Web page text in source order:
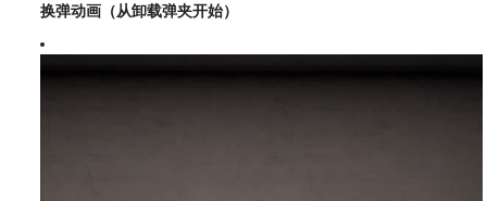
换弹动画（从卸载弹夹开始）